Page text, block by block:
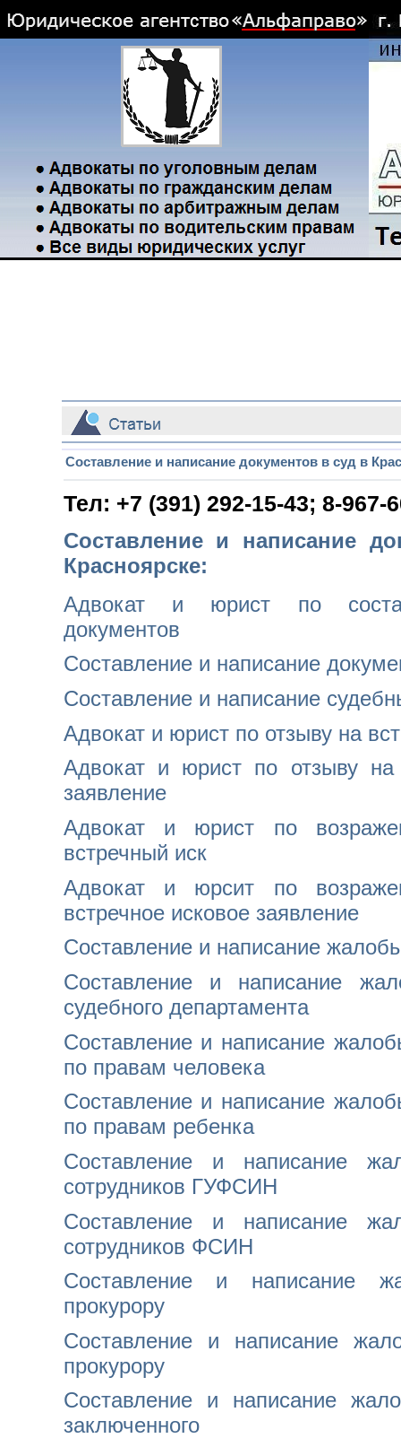
Составление и написание документов в суд в
Тел: +7 (391) 292-15-43; 8-967-
Составление и написание
Красноярске:
Адвокат и юрист по
документов
Составление и написание
Составление и написание
Адвокат и юрист по отзыву на
Адвокат и юрист по отзыву на
заявление
Адвокат и юрист по
встречный иск
Адвокат и юрсит по
встречное исковое заявление
Составление и написание
Составление и написание
судебного департамента
Составление и написание
по правам человека
Составление и написание
по правам ребенка
Составление и написание
сотрудников ГУФСИН
Составление и написание
сотрудников ФСИН
Составление и написание
прокурору
Составление и написание
прокурору
Составление и написание
заключенного